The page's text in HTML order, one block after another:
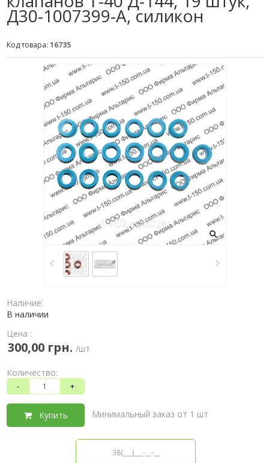
Д30-1007399-А, силикон
Код товара: 16735
Наличие:
В наличии
Цена :
300,00 грн. /шт
Количество:
- +
Купить Минимальный заказ от 1 шт